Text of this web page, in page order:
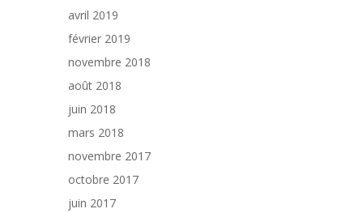
avril 2019
février 2019
novembre 2018
août 2018
juin 2018
mars 2018
novembre 2017
octobre 2017
juin 2017